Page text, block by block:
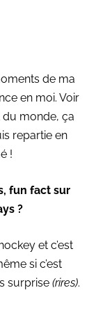
de ma
en moi. Voir
du monde, ça
repartie en
!
fun fact sur
?
et c’est
si c’est
surprise (rires).